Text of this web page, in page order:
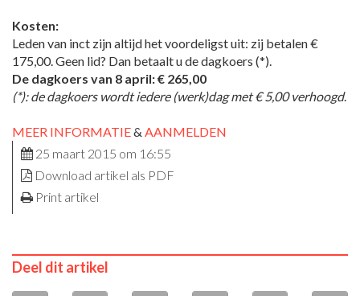
Kosten:
Leden van inct zijn altijd het voordeligst uit: zij betalen €
175,00. Geen lid? Dan betaalt u de dagkoers (*).
De dagkoers van 8 april: € 265,00
(*): de dagkoers wordt iedere (werk)dag met € 5,00 verhoogd.
MEER INFORMATIE& AANMELDEN
25 maart 2015 om 16:55
Download artikel als PDF
Print artikel
Deel dit artikel